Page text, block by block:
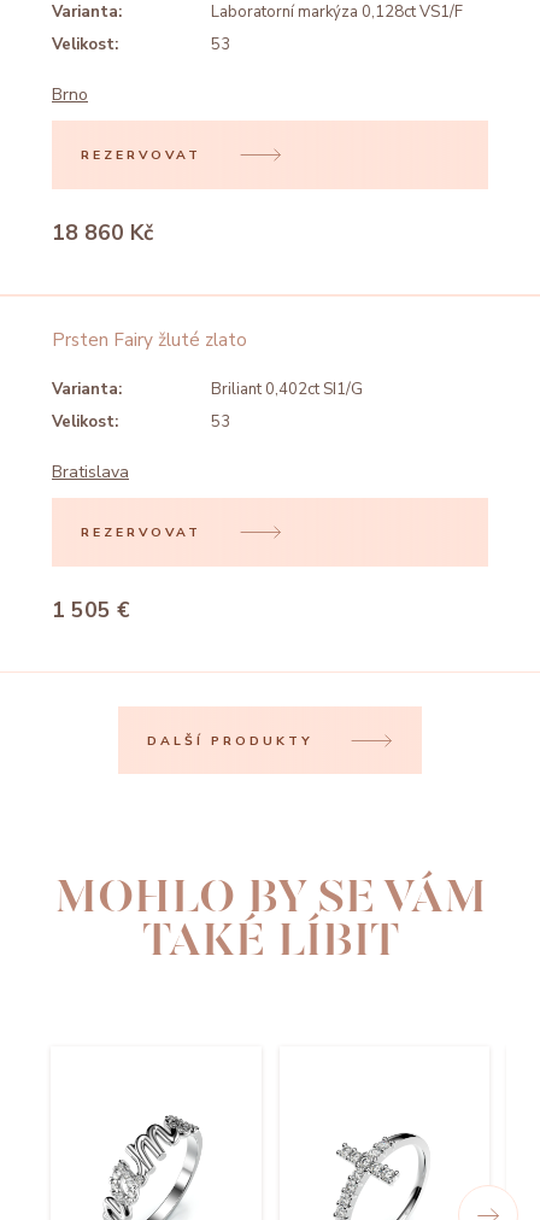
Varianta:
Laboratorní markýza 0,128ct VS1/F
Velikost:
53
Brno
REZERVOVAT
18 860 Kč
Prsten Fairy žluté zlato
Varianta:
Briliant 0,402ct SI1/G
Velikost:
53
Bratislava
REZERVOVAT
1 505 €
DALŠÍ PRODUKTY
MOHLO BY SE VÁM
TAKÉ LÍBIT